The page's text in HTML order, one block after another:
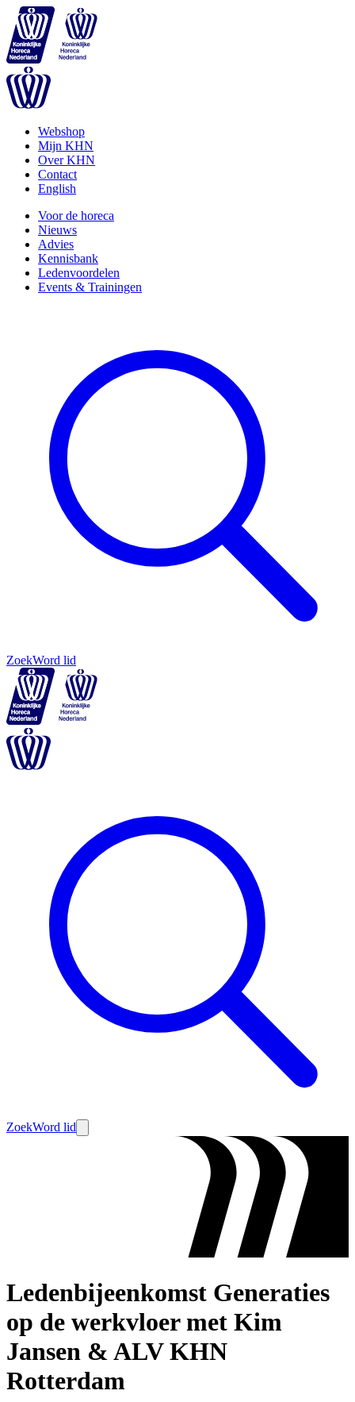
Webshop
Mijn KHN
Over KHN
Contact
English
Voor de horeca
Nieuws
Advies
Kennisbank
Ledenvoordelen
Events & Trainingen
ZoekWord lid
ZoekWord lid
Ledenbijeenkomst Generaties
op de werkvloer met Kim
Jansen & ALV KHN
Rotterdam